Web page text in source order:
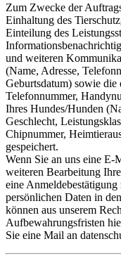
Zum Zwecke der
Einhaltung des
Einteilung des
und weiteren
(Name, Adresse,
Geburtsdatum) sowie die
Telefonnummer,
Ihres Hundes/Hunden
Geschlecht,
Chipnummer,
gespeichert.
Wenn Sie an uns eine
weiteren Bearbeitung
eine
persönlichen Daten in
können aus unserem
Aufbewahrungsfristen
Sie eine Mail an